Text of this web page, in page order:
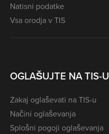
Natisni podatke
Vsa orodja v TIS
OGLAŠUJTE NA TIS-U
Zakaj oglaševati na TIS-u
Načini oglaševanja
Splošni pogoji oglaševanja